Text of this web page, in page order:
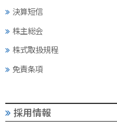
決算短信
株主総会
株式取扱規程
免責条項
採用情報